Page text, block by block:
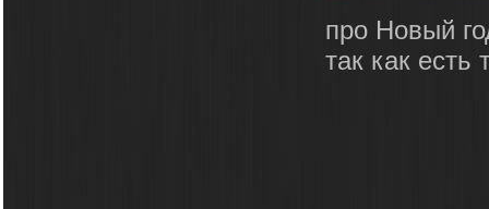
про Новый
так как есть